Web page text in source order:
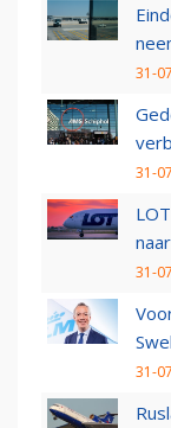
31-
31-
31-
31-